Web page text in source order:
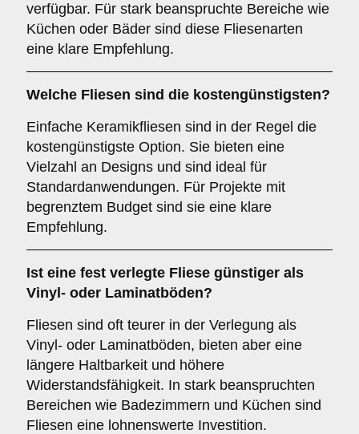
verfügbar. Für stark beanspruchte Bereiche wie
Küchen oder Bäder sind diese Fliesenarten
eine klare Empfehlung.
Welche Fliesen sind die kostengünstigsten?
Einfache Keramikfliesen sind in der Regel die
kostengünstigste Option. Sie bieten eine
Vielzahl an Designs und sind ideal für
Standardanwendungen. Für Projekte mit
begrenztem Budget sind sie eine klare
Empfehlung.
Ist eine fest verlegte Fliese günstiger als
Vinyl- oder Laminatböden?
Fliesen sind oft teurer in der Verlegung als
Vinyl- oder Laminatböden, bieten aber eine
längere Haltbarkeit und höhere
Widerstandsfähigkeit. In stark beanspruchten
Bereichen wie Badezimmern und Küchen sind
Fliesen eine lohnenswerte Investition.